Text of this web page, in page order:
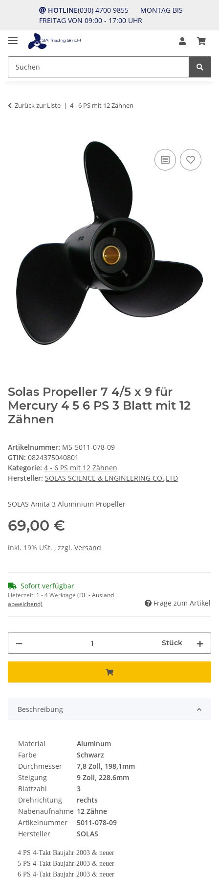
HOTLINE(030) 4700 9855 MONTAG BIS
FREITAG VON 09:00 - 17:00 UHR
Zurück zur Liste 4 - 6 PS mit 12 Zähnen
Solas Propeller 7 4/5 x 9 für
Mercury 4 5 6 PS 3 Blatt mit 12
Zähnen
Artikelnummer: M5-5011-078-09
GTIN: 0824375040801
Kategorie: 4 - 6 PS mit 12 Zähnen
Hersteller: SOLAS SCIENCE & ENGINEERING CO.,LTD
SOLAS Amita 3 Aluminium Propeller
69,00 €
inkl. 19% USt. , zzgl. Versand
Sofort verfügbar
Lieferzeit: 1 - 4 Werktage (DE - Ausland
abweichend)
Frage zum Artikel
Stück
Beschreibung
Material
Aluminum
Farbe
Schwarz
Durchmesser
7,8 Zoll, 198,1mm
Steigung
9 Zoll, 228.6mm
Blattzahl
3
Drehrichtung
rechts
Nabenaufnahme 12 Zähne
Artikelnummer
5011-078-09
Hersteller
SOLAS
4 PS 4-Takt Baujahr 2003 & neuer
5 PS 4-Takt Baujahr 2003 & neuer
6 PS 4-Takt Baujahr 2003 & neuer